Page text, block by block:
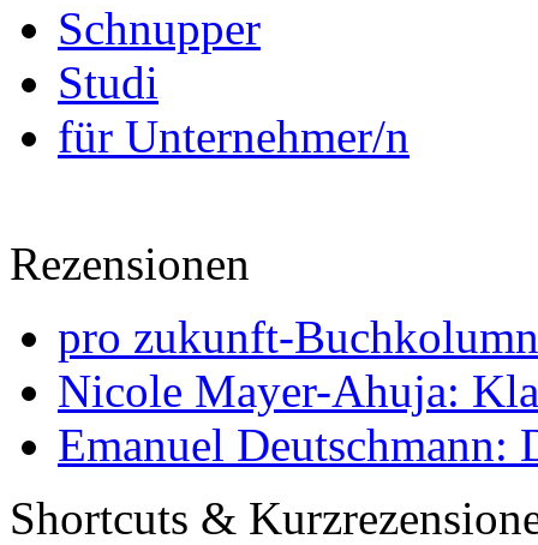
Schnupper
Studi
für Unternehmer/n
Rezensionen
pro zukunft-
Nicole Mayer-Ahuja:
Emanuel Deutschmann:
Shortcuts &